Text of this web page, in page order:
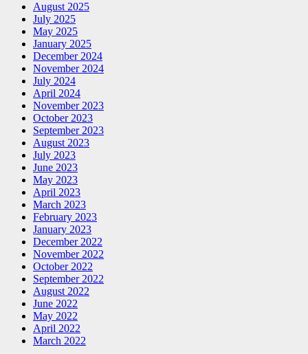
August 2025
July 2025
May 2025
January 2025
December 2024
November 2024
July 2024
April 2024
November 2023
October 2023
September 2023
August 2023
July 2023
June 2023
May 2023
April 2023
March 2023
February 2023
January 2023
December 2022
November 2022
October 2022
September 2022
August 2022
June 2022
May 2022
April 2022
March 2022